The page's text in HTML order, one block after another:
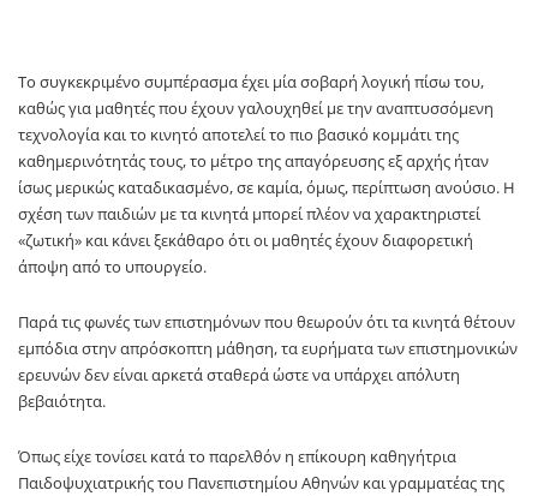
Το συγκεκριμένο συμπέρασμα έχει μία σοβαρή λογική πίσω του,
καθώς για μαθητές που έχουν γαλουχηθεί με την αναπτυσσόμενη
τεχνολογία και το κινητό αποτελεί το πιο βασικό κομμάτι της
καθημερινότητάς τους, το μέτρο της απαγόρευσης εξ αρχής ήταν
ίσως μερικώς καταδικασμένο, σε καμία, όμως, περίπτωση ανούσιο. Η
σχέση των παιδιών με τα κινητά μπορεί πλέον να χαρακτηριστεί
«ζωτική» και κάνει ξεκάθαρο ότι οι μαθητές έχουν διαφορετική
άποψη από το υπουργείο.
Παρά τις φωνές των επιστημόνων που θεωρούν ότι τα κινητά θέτουν
εμπόδια στην απρόσκοπτη μάθηση, τα ευρήματα των επιστημονικών
ερευνών δεν είναι αρκετά σταθερά ώστε να υπάρχει απόλυτη
βεβαιότητα.
Όπως είχε τονίσει κατά το παρελθόν η επίκουρη καθηγήτρια
Παιδοψυχιατρικής του Πανεπιστημίου Αθηνών και γραμματέας της